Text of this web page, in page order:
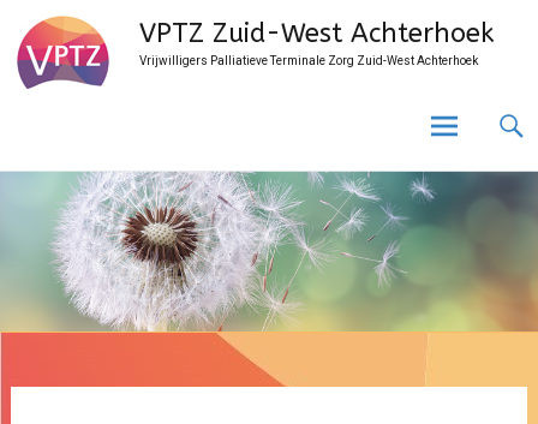
naar
de
VPTZ Zuid-West Achterhoek
Vrijwilligers Palliatieve Terminale Zorg Zuid-West Achterhoek